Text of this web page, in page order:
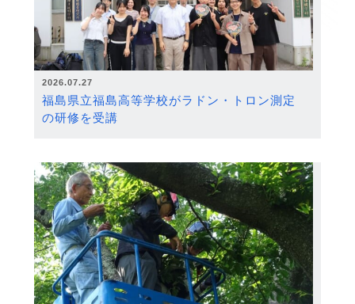
2026.07.27
福島県立福島高等学校がラドン・トロン測定
の研修を受講